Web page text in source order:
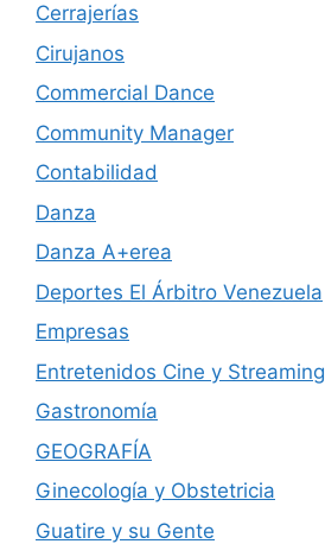
Cerrajerías
Cirujanos
Commercial Dance
Community Manager
Contabilidad
Danza
Danza A+erea
Deportes El Árbitro Venezuela
Empresas
Entretenidos Cine y Streaming
Gastronomía
GEOGRAFÍA
Ginecología y Obstetricia
Guatire y su Gente